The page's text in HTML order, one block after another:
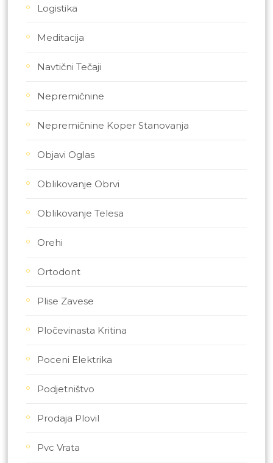
Logistika
Meditacija
Navtični Tečaji
Nepremičnine
Nepremičnine Koper Stanovanja
Objavi Oglas
Oblikovanje Obrvi
Oblikovanje Telesa
Orehi
Ortodont
Plise Zavese
Pločevinasta Kritina
Poceni Elektrika
Podjetništvo
Prodaja Plovil
Pvc Vrata